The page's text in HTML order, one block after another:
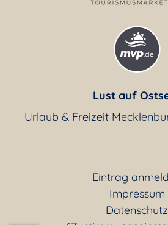
Lust auf
Urlaub & Freizeit
Eintrag
Impressum
Datenschutz